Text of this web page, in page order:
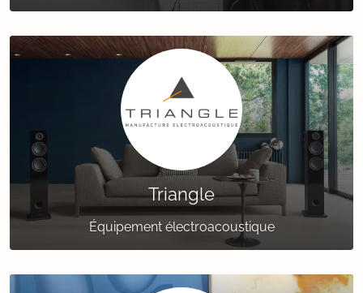
Triangle
Équipement électroacoustique